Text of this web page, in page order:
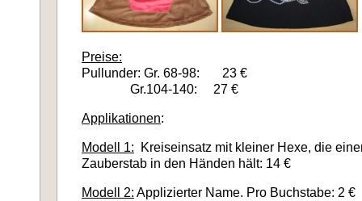
Preise:
Pullunder: Gr. 68-98: 23 €
Gr.104-140: 27 €
Applikationen:
Modell 1: Kreiseinsatz mit kleiner Hexe, die
Zauberstab in den Händen hält: 14 €
Modell 2: Applizierter Name. Pro Buchstabe: 2 €